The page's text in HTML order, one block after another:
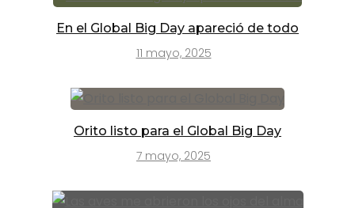
En el Global Big Day apareció de todo
11 mayo, 2025
Orito listo para el Global Big Day
7 mayo, 2025